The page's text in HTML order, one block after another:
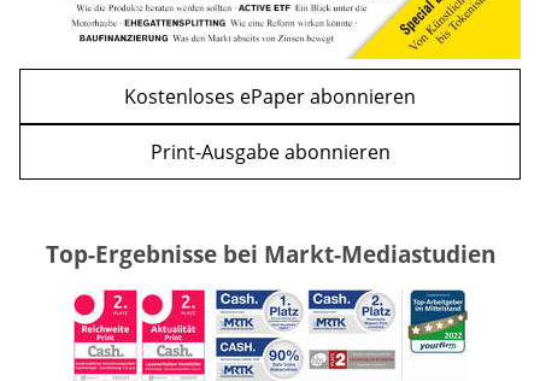
Kostenloses ePaper abonnieren
Print-Ausgabe abonnieren
Top-Ergebnisse bei Markt-Mediastudien